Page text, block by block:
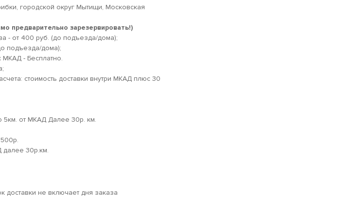
городской округ Мытищи, Московская
предварительно зарезервировать!)
- от 400 руб. (до подъезда/дома);
подъезда/дома);
МКАД - Бесплатно.
стоимость доставки внутри МКАД плюс 30
5км. от МКАД Далее 30р. км.
далее 30р.км.
доставки не включает дня заказа